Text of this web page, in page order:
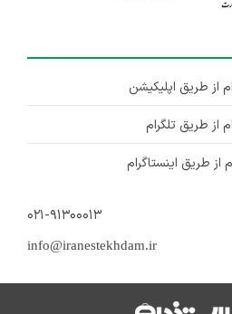
شبکه
از طریق اپلیکیشن
از طریق تلگرام
طریق اینستاگرام
۰۲۱-۹۱۳۰۰۰۱۳
info@iranestekhdam.ir